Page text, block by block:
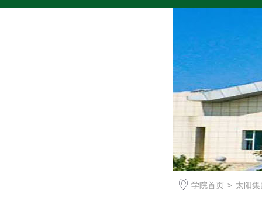
学院首页 > 太阳集